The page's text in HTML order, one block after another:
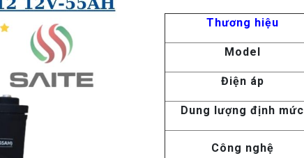
Thương hiệu
Model
Điện áp
Dung lượng định mức
Công nghệ